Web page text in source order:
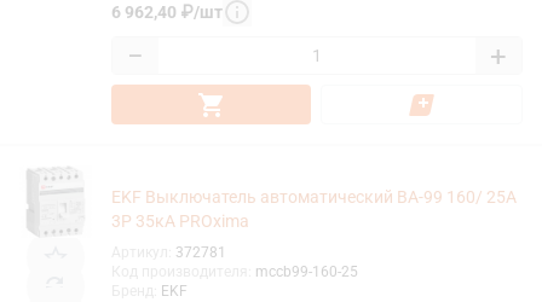
6 962,40 ₽/шт
− +
EKF Выключатель автоматический ВА-99 160/ 25А
3P 35кА PROxima
372781
mccb99-160-25
EKF